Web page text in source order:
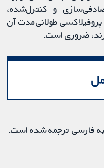
و کنترل‌شده،
طولانی‌مدت آن
ضروری است.
به فارسی ترجمه شده است.